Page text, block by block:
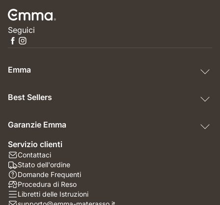
Seguici
Emma
Best Sellers
Garanzie Emma
Servizio clienti
Contattaci
Stato dell'ordine
Domande Frequenti
Procedura di Reso
Libretti delle Istruzioni